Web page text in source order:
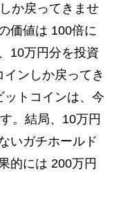
か戻ってきませ
価値は 100倍に
10万円分を投資
ンしか戻ってき
ットコインは、今
。結局、10万円
いガチホールド
的には 200万円